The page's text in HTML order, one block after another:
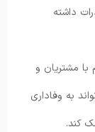
داشته
با مشتریان و
به وفاداری
کند.